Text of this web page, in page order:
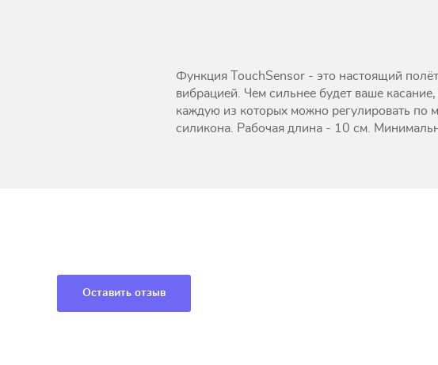
Функция TouchSensor - это настоящий
вибрацией. Чем сильнее будет ваше
каждую из которых можно регулировать по
силикона. Рабочая длина - 10 см.
Оставить отзыв